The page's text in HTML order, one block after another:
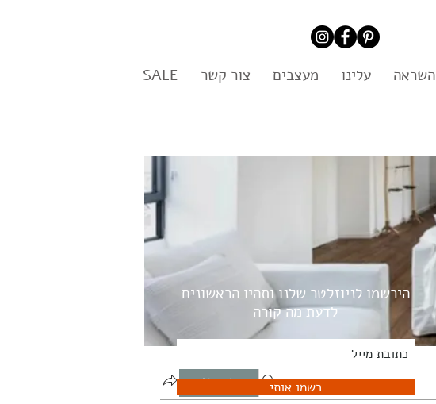
השראה עלינו מעצבים צור קשר SALE
הצטרף
הירשמו לניוזלטר שלנו ותהיו הראשונים
לדעת מה קורה
רשמו אותי